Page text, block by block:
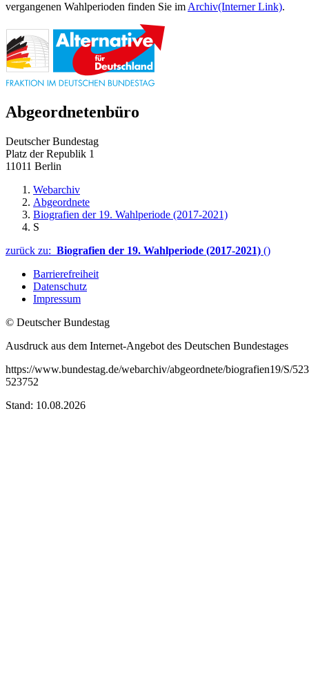
vergangenen Wahlperioden finden Sie im Archiv(Interner Link).
Abgeordnetenbüro
Deutscher Bundestag
Platz der Republik 1
11011 Berlin
Webarchiv
Abgeordnete
Biografien der 19. Wahlperiode (2017-2021)
S
zurück zu: Biografien der 19. Wahlperiode (2017-2021) ()
Barrierefreiheit
Datenschutz
Impressum
© Deutscher Bundestag
Ausdruck aus dem Internet-Angebot des Deutschen Bundestages
https://www.bundestag.de/webarchiv/abgeordnete/biografien19/S/
523752
Stand: 10.08.2026